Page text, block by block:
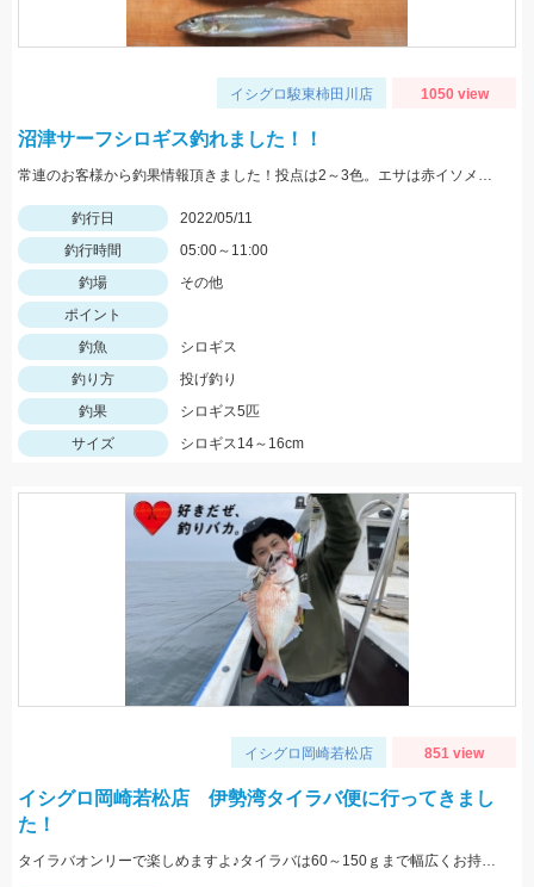
イシグロ駿東柿田川店 1050 view
沼津サーフシロギス釣れました！！
常連のお客様から釣果情報頂きました！投点は2～3色。エサは赤イソメを使用。
釣行日
2022/05/11
釣行時間
05:00～11:00
釣場
その他
ポイント
釣魚
シロギス
釣り方
投げ釣り
釣果
シロギス5匹
サイズ
シロギス14～16cm
イシグロ岡崎若松店 851 view
イシグロ岡崎若松店 伊勢湾タイラバ便に行ってきまし
た！
タイラバオンリーで楽しめますよ♪タイラバは60～150ｇまで幅広くお持ちください！ タイラバはタングステン製のものが船長もおすすめしていました♪